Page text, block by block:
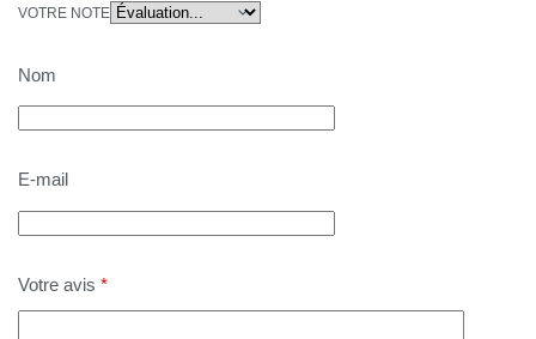
VOTRE NOTE
Nom
E-mail
Votre avis *